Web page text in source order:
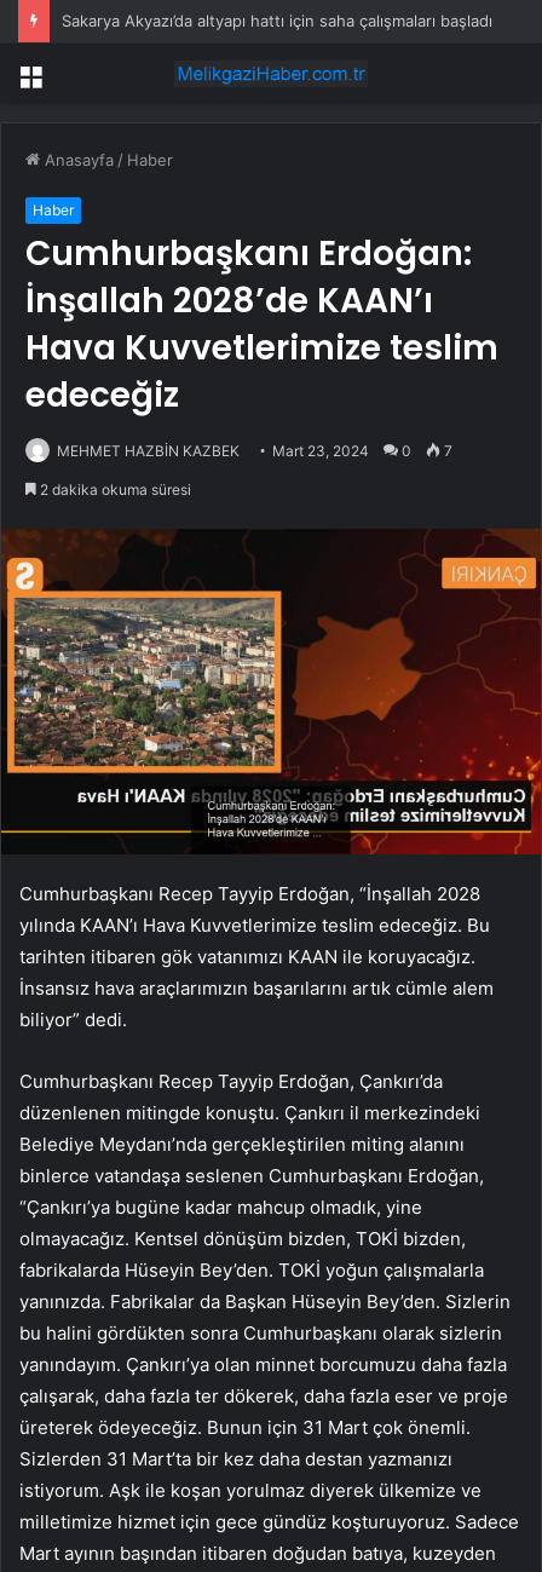
Sakarya Akyazı’da altyapı hattı için saha çalışmaları başladı
Menü
Anasayfa / Haber
Haber
Cumhurbaşkanı Erdoğan:
İnşallah 2028’de KAAN’ı
Hava Kuvvetlerimize teslim
edeceğiz
MEHMET HAZBİN KAZBEK Mart 23, 2024 0 7
2 dakika okuma süresi
Cumhurbaşkanı Recep Tayyip Erdoğan, “İnşallah 2028
yılında KAAN’ı Hava Kuvvetlerimize teslim edeceğiz. Bu
tarihten itibaren gök vatanımızı KAAN ile koruyacağız.
İnsansız hava araçlarımızın başarılarını artık cümle alem
biliyor” dedi.
Cumhurbaşkanı Recep Tayyip Erdoğan, Çankırı’da
düzenlenen mitingde konuştu. Çankırı il merkezindeki
Belediye Meydanı’nda gerçekleştirilen miting alanını
binlerce vatandaşa seslenen Cumhurbaşkanı Erdoğan,
“Çankırı’ya bugüne kadar mahcup olmadık, yine
olmayacağız. Kentsel dönüşüm bizden, TOKİ bizden,
fabrikalarda Hüseyin Bey’den. TOKİ yoğun çalışmalarla
yanınızda. Fabrikalar da Başkan Hüseyin Bey’den. Sizlerin
bu halini gördükten sonra Cumhurbaşkanı olarak sizlerin
yanındayım. Çankırı’ya olan minnet borcumuzu daha fazla
çalışarak, daha fazla ter dökerek, daha fazla eser ve proje
üreterek ödeyeceğiz. Bunun için 31 Mart çok önemli.
Sizlerden 31 Mart’ta bir kez daha destan yazmanızı
istiyorum. Aşk ile koşan yorulmaz diyerek ülkemize ve
milletimize hizmet için gece gündüz koşturuyoruz. Sadece
Mart ayının başından itibaren doğudan batıya, kuzeyden